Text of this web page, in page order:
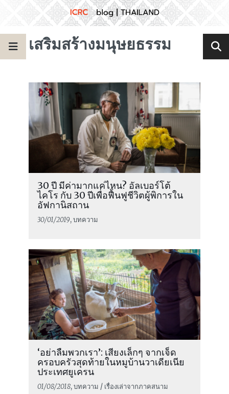
เสริมสร้างมนุษยธรรม
30 ปี มีค่ามากแค่ไหน? อัลเบอร์โต้
ไคโร กับ 30 ปีเพื่อฟื้นฟูชีวิตผู้พิการใน
อัฟกานิสถาน
30/01/2019, บทความ
‘อย่าลืมพวกเรา’: เสียงเล็กๆ จากเจ็ด
ครอบครัวสุดท้ายในหมูบ้านวาเดียเนีย
ประเทศยูเครน
01/08/2018, บทความ / เรื่องเล่าจากภาคสนาม